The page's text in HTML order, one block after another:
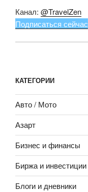
Канал: @TravelZen
Подписаться сейчас
КАТЕГОРИИ
Авто / Мото
Азарт
Бизнес и финансы
Биржа и инвестиции
Блоги и дневники